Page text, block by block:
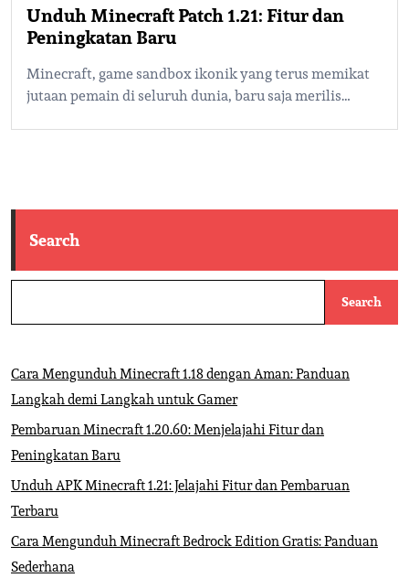
Unduh Minecraft Patch 1.21: Fitur dan
Peningkatan Baru
Minecraft, game sandbox ikonik yang terus memikat
jutaan pemain di seluruh dunia, baru saja merilis…
Search
Search
Cara Mengunduh Minecraft 1.18 dengan Aman: Panduan
Langkah demi Langkah untuk Gamer
Pembaruan Minecraft 1.20.60: Menjelajahi Fitur dan
Peningkatan Baru
Unduh APK Minecraft 1.21: Jelajahi Fitur dan Pembaruan
Terbaru
Cara Mengunduh Minecraft Bedrock Edition Gratis: Panduan
Sederhana